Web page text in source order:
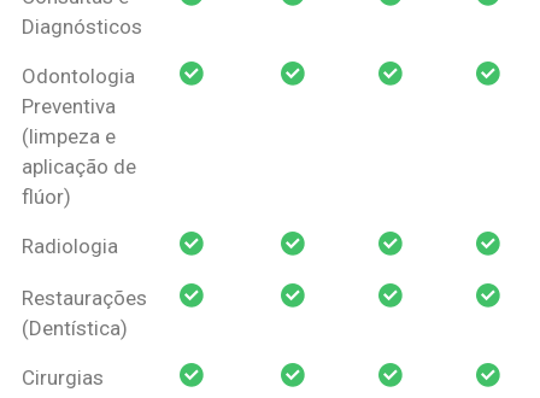
Diagnósticos
Odontologia
Preventiva
(limpeza e
aplicação de
flúor)
Radiologia
Restaurações
(Dentística)
Cirurgias